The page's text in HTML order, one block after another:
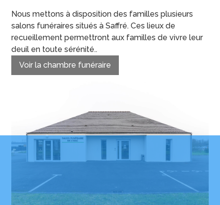
Nous mettons à disposition des familles plusieurs
salons funéraires situés à Saffré. Ces lieux de
recueillement permettront aux familles de vivre leur
deuil en toute sérénité..
Voir la chambre funéraire